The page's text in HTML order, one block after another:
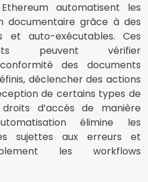
automatisent les
documentaire grâce à des
et auto-exécutables. Ces
peuvent vérifier
des documents
déclencher des actions
de certains types de
d’accès de manière
élimine les
sujettes aux erreurs et
les workflows